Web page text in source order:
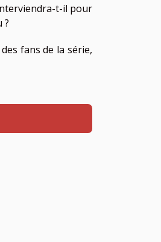
t-il pour
?
fans de la série,